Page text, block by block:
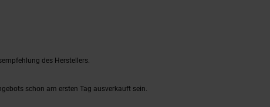
des Herstellers.
schon am ersten Tag ausverkauft sein.